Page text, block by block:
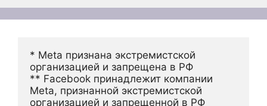
* Meta признана экстремистской
организацией и запрещена в РФ
** Facebook принадлежит компании
Meta, признанной экстремистской
организацией и запрещенной в РФ